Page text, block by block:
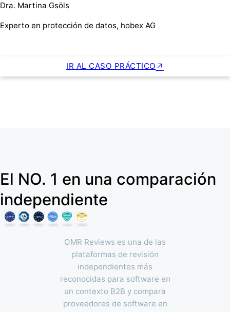
Dra. Martina Gsöls
Experto en protección de datos, hobex AG
IR AL CASO PRÁCTICO
El NO. 1 en una comparación
independiente
OMR Reviews es una de las
plataformas de revisión
independientes más
reconocidas para software en
un contexto B2B y compara
proveedores de software en